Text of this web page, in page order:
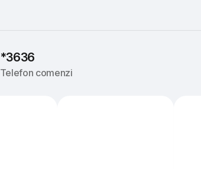
*3636
Telefon comenzi